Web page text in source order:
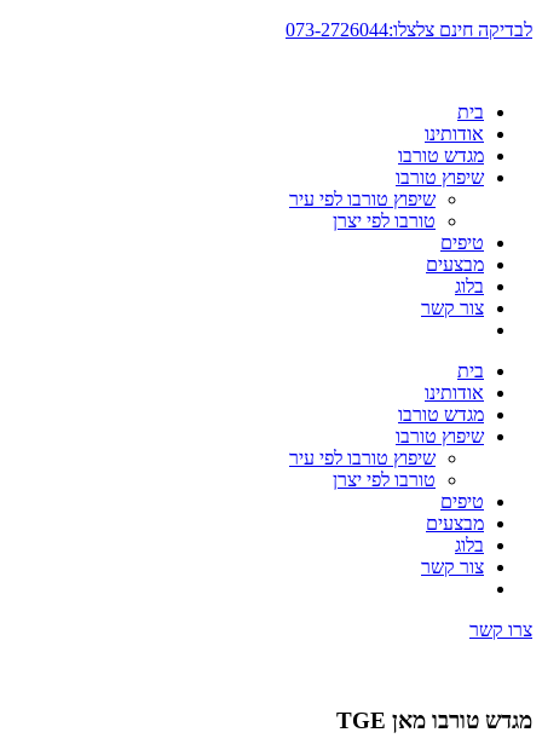
דלג
לבדיקה חינם צלצלו:073-2726044
בית
אודותינו
מגדש טורבו
שיפוץ טורבו
שיפוץ טורבו לפי עיר
טורבו לפי יצרן
טיפים
מבצעים
בלוג
צור קשר
בית
אודותינו
מגדש טורבו
שיפוץ טורבו
שיפוץ טורבו לפי עיר
טורבו לפי יצרן
טיפים
מבצעים
בלוג
צור קשר
צרו קשר
מגדש טורבו מאן TGE